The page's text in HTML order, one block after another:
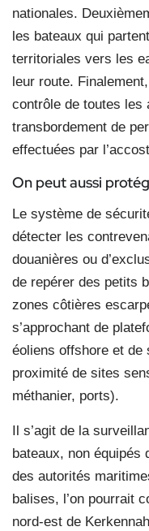
nationales.
les bateaux qui
territoriales vers les
leur route.
contrôle de toutes les
transbordement de
effectuées par
On peut aussi
Le système de
détecter les
douanières ou
de repérer des petits
zones côtières
s’approchant de
éoliens offshore et de
proximité de sites
méthanier, ports).
Il s’agit de la
bateaux, non équipés
des autorités
balises, l’on pourrait
nord-est de